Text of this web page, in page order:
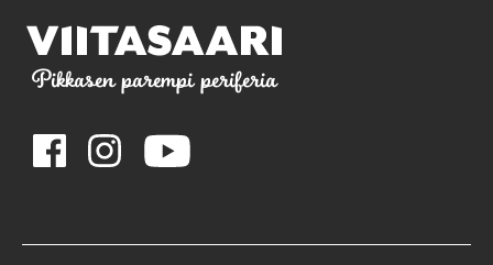
Pikkasen parempi periferia